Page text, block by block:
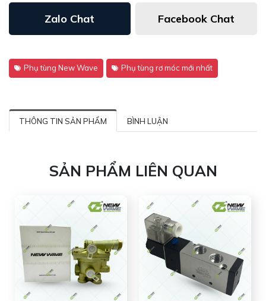
Zalo Chat Facebook Chat
Phụ tùng New Wave Phụ tùng rơ móc mới nhất
THÔNG TIN SẢN PHẨM BÌNH LUẬN
SẢN PHẨM LIÊN QUAN